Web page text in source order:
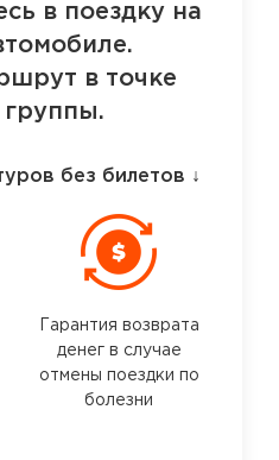
в поездку на
в точке
группы.
без билетов ↓
Гарантия возврата
денег в случае
отмены поездки по
болезни